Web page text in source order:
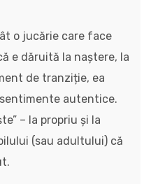
o jucărie care face
e dăruită la naștere, la
de tranziție, ea
autentice.
– la propriu și la
(sau adultului) că